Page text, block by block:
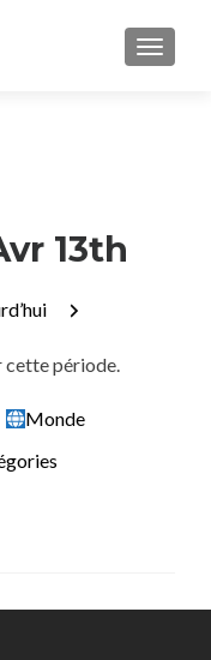
13th
Suivant
cette période.
Monde